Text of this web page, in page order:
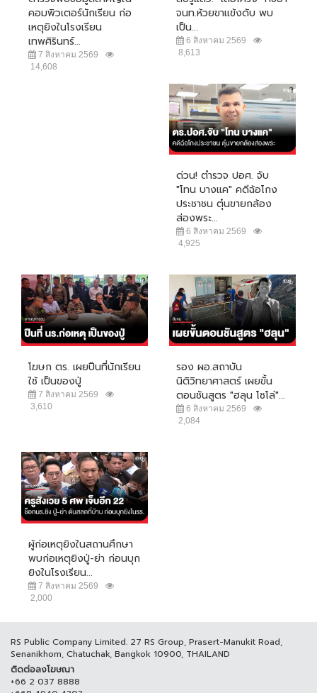
คอมพิวเตอร์นักเรียน ก่อ
เหตุยิงในโรงเรียน
เทพศิรินทร์...
7 สิงหาคม 2569
14,608
จนท.ห้วยขาแข้งดับ พบ
เป็น...
6 สิงหาคม 2569
8,613
ด่วน! ตำรวจ ปอศ. จับ
"โทน บางแค" คดีฉ้อโกง
ประชาชน ตุ๋นขายกล้อง
ส่องพระ...
6 สิงหาคม 2569
4,925
โฆษก ตร. เผยปืนที่นักเรียน
ใช้ เป็นของปู่
7 สิงหาคม 2569
3,610
รอง ผอ.สถาบัน
นิติวิทยาศาสตร์ เผยขั้น
ตอนชันสูตร "ฮลุน โซโล่"...
6 สิงหาคม 2569
2,084
ผู้ก่อเหตุยิงในสถานศึกษา
พบก่อเหตุยิงปู่-ย่า ก่อนบุก
ยิงในโรงเรียน...
7 สิงหาคม 2569
2,000
RS Public Company Limited. 27 RS Group, Prasert-Manukit Road,
Senanikhom, Chatuchak, Bangkok 10900, THAILAND
ติดต่อลงโฆษณา
+66 2 037 8888